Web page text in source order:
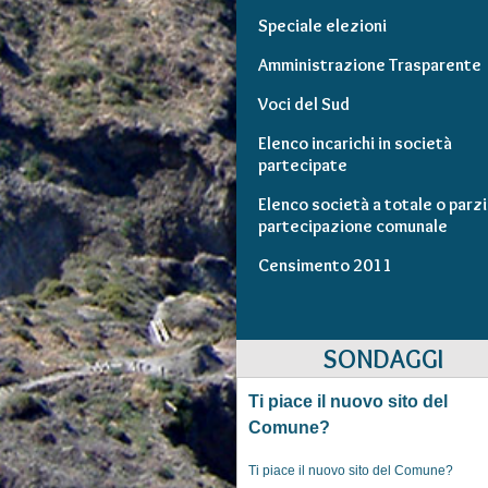
Speciale elezioni
Amministrazione Trasparente
Voci del Sud
Elenco incarichi in società
partecipate
Elenco società a totale o
partecipazione comunale
Censimento 2011
SONDAGGI
Ti piace il nuovo sito del
Comune?
Ti piace il nuovo sito del Comune?